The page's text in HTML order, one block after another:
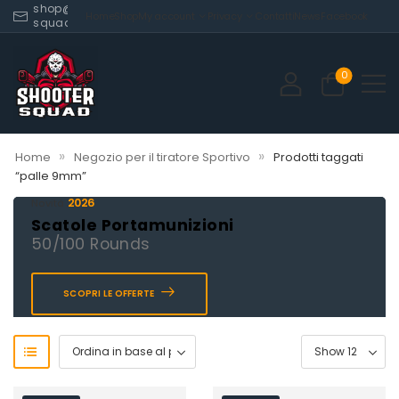
shop@shooter-
squad.com
0
Home » Negozio per il tiratore Sportivo » Prodotti taggati
“palle 9mm”
2026
Scatole Portamunizioni
50/100 Rounds
SCOPRI LE OFFERTE